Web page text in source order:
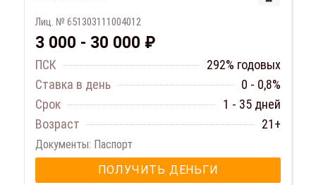
Лиц. № 651303111004012
3 000 - 30 000 ₽
ПСК
292% годовых
Ставка в день
0 - 0,8%
Срок
1 - 35 дней
Возраст
21+
Документы: Паспорт
ПОЛУЧИТЬ ДЕНЬГИ